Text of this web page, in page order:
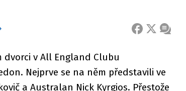
FACEBOOK
X ZPRÁVA
v All England Clubu
Nejprve se na něm představili ve
a Australan Nick Kyrgios. Přestože